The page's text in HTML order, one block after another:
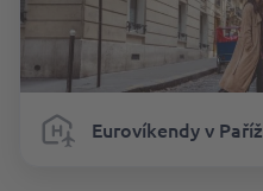
Eurovíkendy v